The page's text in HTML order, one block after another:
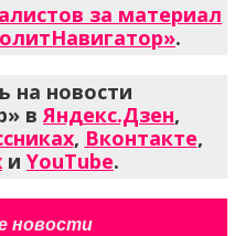
за материал
.
на новости
вЯндекс.Дзен,
, Вконтакте,
и YouTube.
новости